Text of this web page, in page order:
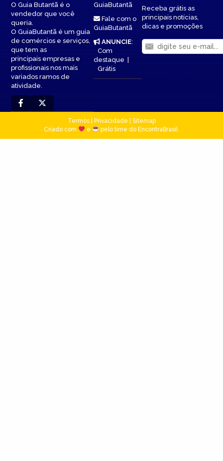
O Guia Butantã é o
vendedor que você
queria.
O GuiaButantã é um guia
de comércios e serviços,
que tem as
principais empresas e
profissionais nos mais
variados ramos de
atividade.
GuiaButantã
Fale com o
GuiaButantã
ANUNCIE:
Com
destaque|
Grátis
Receba grátis as
principais notícias,
dicas e promoções
Termos| Privacidade
Sitemap
Criado com
e pelo time do EncontraBrasil